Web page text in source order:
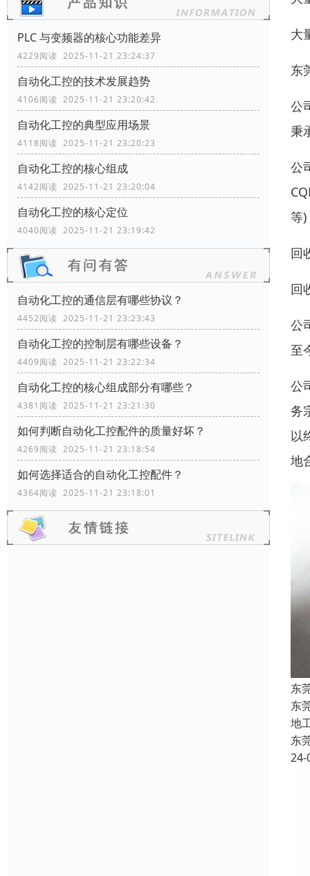
PLC 与变频器的核心功能差异
4229阅读 2025-11-21 23:24:37
自动化工控的技术发展趋势
4106阅读 2025-11-21 23:20:42
自动化工控的典型应用场景
4118阅读 2025-11-21 23:20:23
自动化工控的核心组成
4142阅读 2025-11-21 23:20:04
自动化工控的核心定位
4040阅读 2025-11-21 23:19:42
自动化工控的通信层有哪些协议？
4452阅读 2025-11-21 23:23:43
自动化工控的控制层有哪些设备？
4409阅读 2025-11-21 23:22:34
自动化工控的核心组成部分有哪些？
4381阅读 2025-11-21 23:21:30
如何判断自动化工控配件的质量好坏？
4269阅读 2025-11-21 23:18:54
如何选择适合的自动化工控配件？
4364阅读 2025-11-21 23:18:01
大
东
公
秉
公
等)
回
回
公
至
公
务
以
地
东
东
地
东
24-